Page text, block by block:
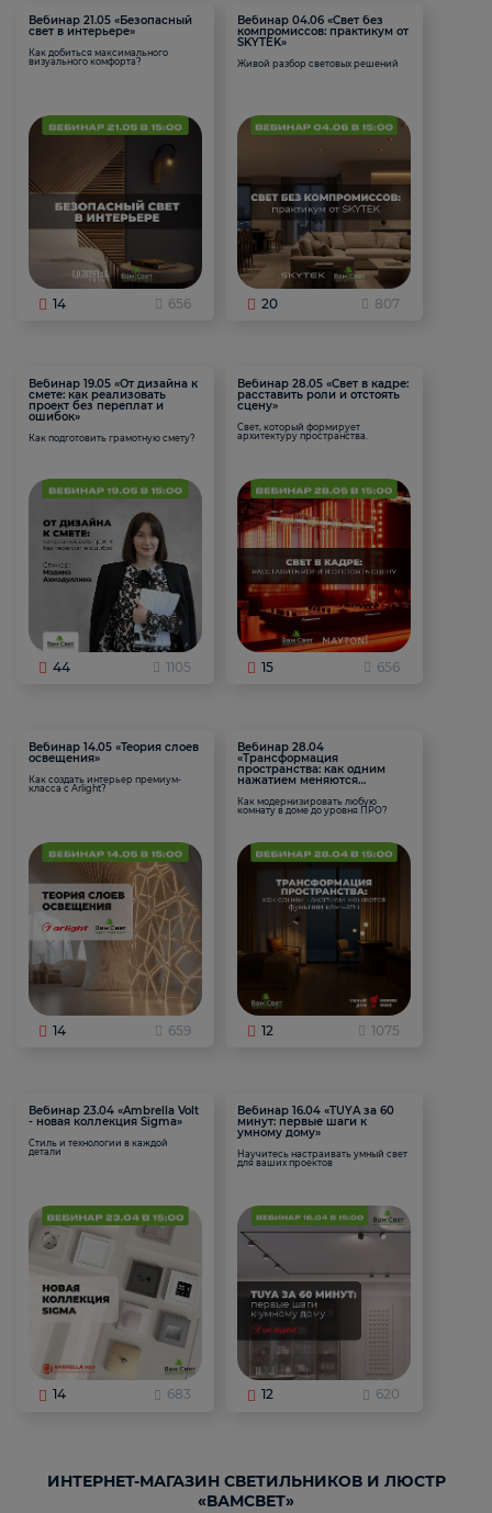
Вебинар 21.05 «Безопасный
свет в интерьере»
Как добиться максимального
визуального комфорта?
14 656
Вебинар 04.06 «Свет без
компромиссов: практикум от
SKYTEK»
Живой разбор световых решений
20 807
Вебинар 19.05 «От дизайна к
смете: как реализовать
проект без переплат и
ошибок»
Как подготовить грамотную смету?
44 1105
Вебинар 28.05 «Свет в кадре:
расставить роли и отстоять
сцену»
Свет, который формирует
архитектуру пространства.
15 656
Вебинар 14.05 «Теория слоев
освещения»
Как создать интерьер премиум-
класса с Arlight?
14 659
Вебинар 28.04
«Трансформация
пространства: как одним
нажатием меняются
Как модернизировать любую
комнату в доме до уровня ПРО?
12 1075
Вебинар 23.04 «Ambrella Volt
- новая коллекция Sigma»
Стиль и технологии в каждой
детали
14 683
Вебинар 16.04 «TUYA за 60
минут: первые шаги к
умному дому»
Научитесь настраивать умный свет
для ваших проектов
12 620
ИНТЕРНЕТ-МАГАЗИН СВЕТИЛЬНИКОВ И ЛЮСТР
«ВАМСВЕТ»